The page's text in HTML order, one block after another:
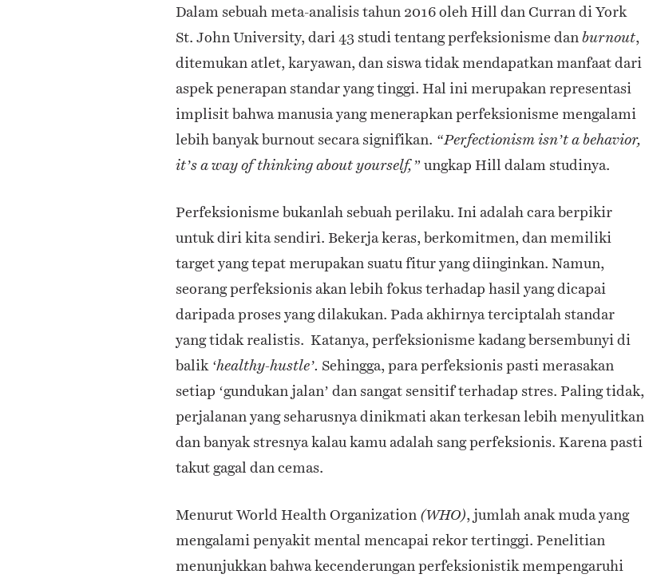
Dalam sebuah meta-analisis tahun 2016 oleh Hill dan Curran di York
St. John University, dari 43 studi tentang perfeksionisme danburnout,
ditemukan atlet, karyawan, dan siswa tidak mendapatkan manfaat dari
aspek penerapan standar yang tinggi. Hal ini merupakan representasi
implisit bahwa manusia yang menerapkan perfeksionisme mengalami
lebih banyak burnout secara signifikan. “Perfectionism isn’t a behavior,
it’s a way of thinking about yourself,” ungkap Hill dalam studinya.
Perfeksionisme bukanlah sebuah perilaku. Ini adalah cara berpikir
untuk diri kita sendiri. Bekerja keras, berkomitmen, dan memiliki
target yang tepat merupakan suatu fitur yang diinginkan. Namun,
seorang perfeksionis akan lebih fokus terhadap hasil yang dicapai
daripada proses yang dilakukan. Pada akhirnya terciptalah standar
yang tidak realistis. Katanya, perfeksionisme kadang bersembunyi di
balik ‘healthy-hustle’. Sehingga, para perfeksionis pasti merasakan
setiap ‘gundukan jalan’ dan sangat sensitif terhadap stres. Paling tidak,
perjalanan yang seharusnya dinikmati akan terkesan lebih menyulitkan
dan banyak stresnya kalau kamu adalah sang perfeksionis. Karena pasti
takut gagal dan cemas.
Menurut World Health Organization (WHO), jumlah anak muda yang
mengalami penyakit mental mencapai rekor tertinggi. Penelitian
menunjukkan bahwa kecenderungan perfeksionistik mempengaruhi